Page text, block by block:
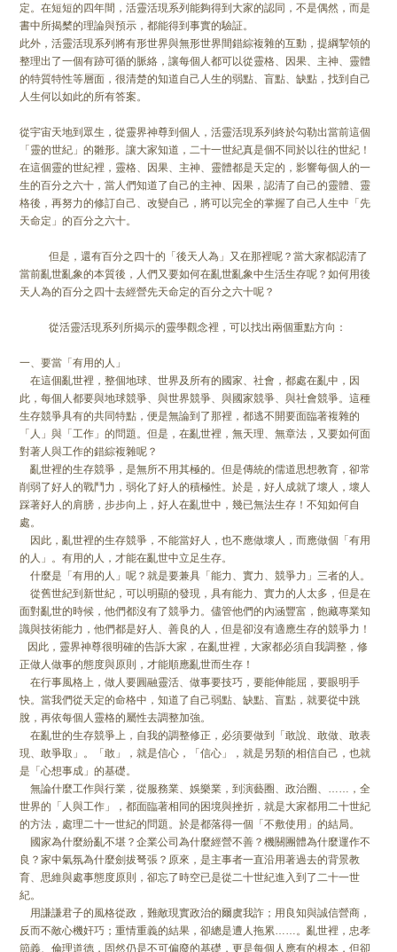
定。在短短的四年間，活靈活現系列能夠得到大家的認同，不是偶然，而是
書中所揭櫫的理論與預示，都能得到事實的驗証。
此外，活靈活現系列將有形世界與無形世界間錯綜複雜的互動，提綱挈領的
整理出了一個有跡可循的脈絡，讓每個人都可以從靈格、因果、主神、靈體
的特質特性等層面，很清楚的知道自己人生的弱點、盲點、缺點，找到自己
人生何以如此的所有答案。
從宇宙天地到眾生，從靈界神尊到個人，活靈活現系列終於勾勒出當前這個
「靈的世紀」的雛形。讓大家知道，二十一世紀真是個不同於以往的世紀！
在這個靈的世紀裡，靈格、因果、主神、靈體都是天定的，影響每個人的一
生的百分之六十，當人們知道了自己的主神、因果，認清了自己的靈體、靈
格後，再努力的修訂自己、改變自己，將可以完全的掌握了自己人生中「先
天命定」的百分之六十。
但是，還有百分之四十的「後天人為」又在那裡呢？當大家都認清了
當前亂世亂象的本質後，人們又要如何在亂世亂象中生活生存呢？如何用後
天人為的百分之四十去經營先天命定的百分之六十呢？
從活靈活現系列所揭示的靈學觀念裡，可以找出兩個重點方向：
一、要當「有用的人」
在這個亂世裡，整個地球、世界及所有的國家、社會，都處在亂中，因
此，每個人都要與地球競爭、與世界競爭、與國家競爭、與社會競爭。這種
生存競爭具有的共同特點，便是無論到了那裡，都逃不開要面臨著複雜的
「人」與「工作」的問題。但是，在亂世裡，無天理、無章法，又要如何面
對著人與工作的錯綜複雜呢？
亂世裡的生存競爭，是無所不用其極的。但是傳統的儒道思想教育，卻常
削弱了好人的戰鬥力，弱化了好人的積極性。於是，好人成就了壞人，壞人
踩著好人的肩膀，步步向上，好人在亂世中，幾已無法生存！不知如何自
處。
因此，亂世裡的生存競爭，不能當好人，也不應做壞人，而應做個「有用
的人」。有用的人，才能在亂世中立足生存。
什麼是「有用的人」呢？就是要兼具「能力、實力、競爭力」三者的人。
從舊世紀到新世紀，可以明顯的發現，具有能力、實力的人太多，但是在
面對亂世的時候，他們都沒有了競爭力。儘管他們的內涵豐富，飽藏專業知
識與技術能力，他們都是好人、善良的人，但是卻沒有適應生存的競爭力！
因此，靈界神尊很明確的告訴大家，在亂世裡，大家都必須自我調整，修
正做人做事的態度與原則，才能順應亂世而生存！
在行事風格上，做人要圓融靈活、做事要技巧，要能伸能屈，要眼明手
快。當我們從天定的命格中，知道了自己弱點、缺點、盲點，就要從中跳
脫，再依每個人靈格的屬性去調整加強。
在亂世的生存競爭上，自我的調整修正，必須要做到「敢說、敢做、敢表
現、敢爭取」。「敢」，就是信心，「信心」，就是另類的相信自己，也就
是「心想事成」的基礎。
無論什麼工作與行業，從服務業、娛樂業，到演藝圈、政治圈、……，全
世界的「人與工作」，都面臨著相同的困境與挫折，就是大家都用二十世紀
的方法，處理二十一世紀的問題。於是都落得一個「不敷使用」的結局。
國家為什麼紛亂不堪？企業公司為什麼經營不善？機關團體為什麼運作不
良？家中氣氛為什麼劍拔弩張？原來，是主事者一直沿用著過去的背景教
育、思維與處事態度原則，卻忘了時空已是從二十世紀進入到了二十一世
紀。
用謙謙君子的風格從政，難敵現實政治的爾虞我詐；用良知與誠信營商，
反而不敵心機奸巧；重情重義的結果，卻總是遭人拖累……。亂世裡，忠孝
節義、倫理道德，固然仍是不可偏廢的基礎，更是每個人應有的根本，但卻